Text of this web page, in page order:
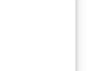
prije
može